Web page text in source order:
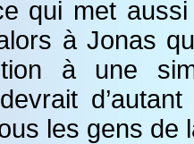
qui met
à Jonas
à une
les gens de